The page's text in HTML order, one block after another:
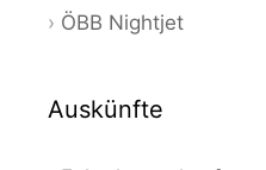
ÖBB Nightjet
Auskünfte